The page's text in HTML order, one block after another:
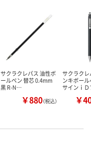
サクラクレパス 油性ボ
ールペン 替芯 0.4mm
黒 R-N…
￥880（税込）
サクラク
ンキボー
サインｉ
￥